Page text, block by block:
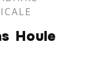
Houle